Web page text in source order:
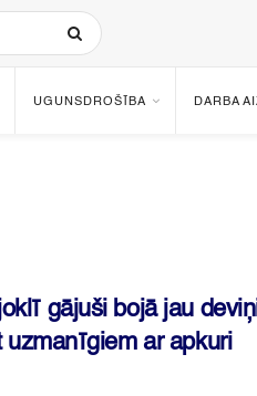
UGUNSDROŠĪBA DARBA
gājuši bojā jau
ar apkuri